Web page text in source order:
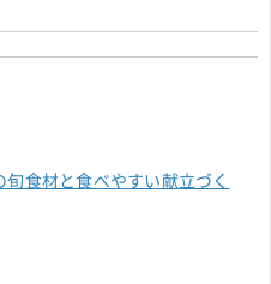
食材と食べやすい献立づく